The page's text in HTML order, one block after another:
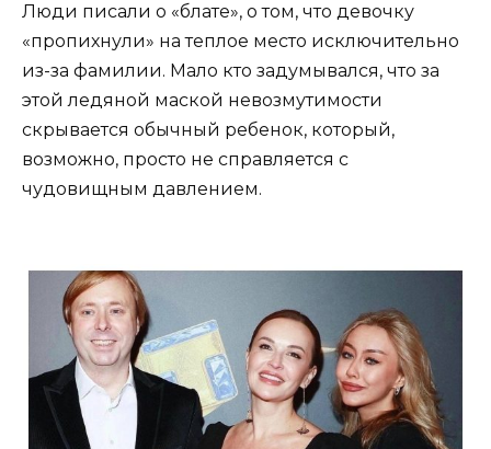
Люди писали о «блате», о том, что девочку
«пропихнули» на теплое место исключительно
из-за фамилии. Мало кто задумывался, что за
этой ледяной маской невозмутимости
скрывается обычный ребенок, который,
возможно, просто не справляется с
чудовищным давлением.